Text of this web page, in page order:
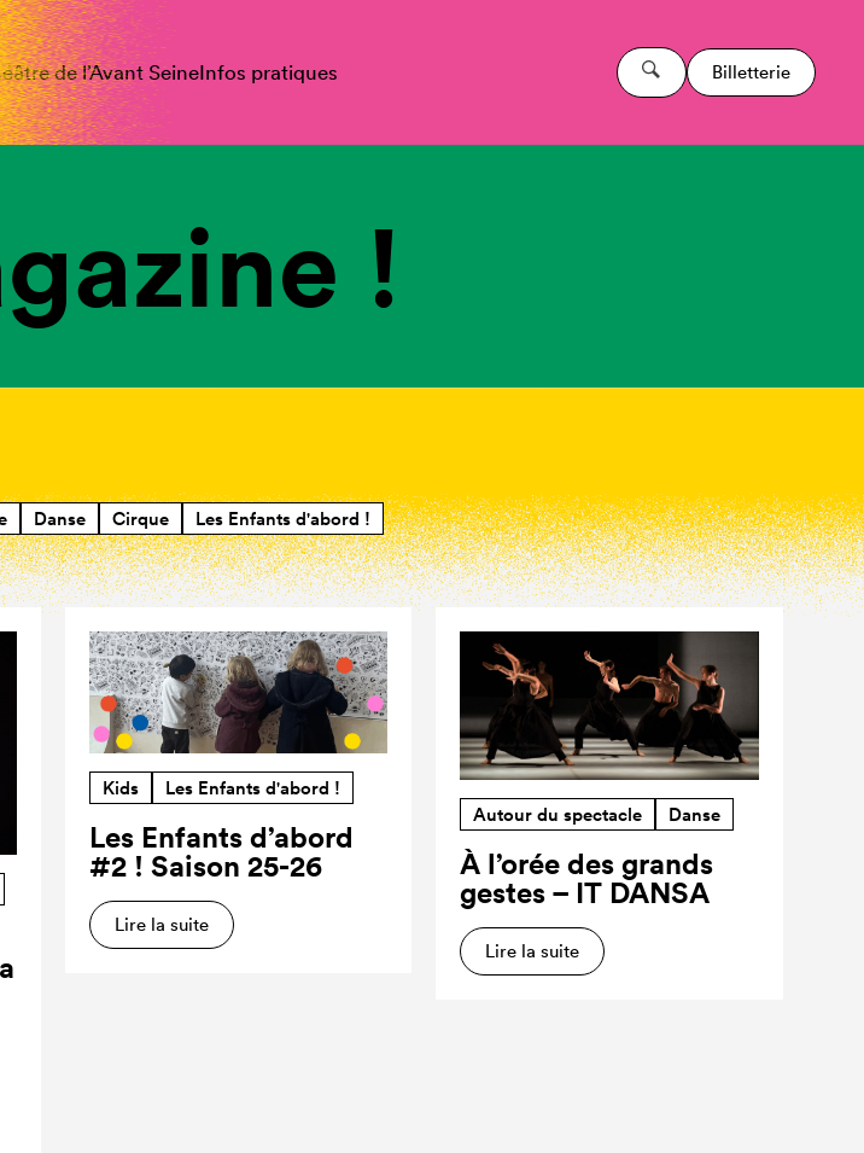
de l’Avant SeineInfos pratiques Billetterie
!
Danse Cirque Les Enfants d'abord !
Kids Les Enfants d'abord !
Les Enfants d’abord
#2 ! Saison 25-26
Lire la suite
Autour du spectacle Danse
À l’orée des grands
gestes – IT DANSA
Lire la suite